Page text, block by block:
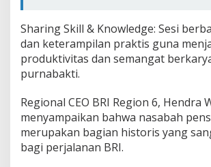
Sharing Skill & Knowledge: Sesi
dan keterampilan praktis guna
produktivitas dan semangat
purnabakti.
Regional CEO BRI Region 6, Hendra
menyampaikan bahwa nasabah
merupakan bagian historis yang
bagi perjalanan BRI.